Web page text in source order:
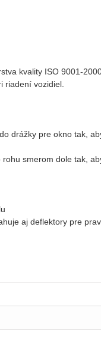
kvality ISO 9001-
riadení vozidiel.
drážky pre okno tak,
smerom dole tak,
aj deflektory pre